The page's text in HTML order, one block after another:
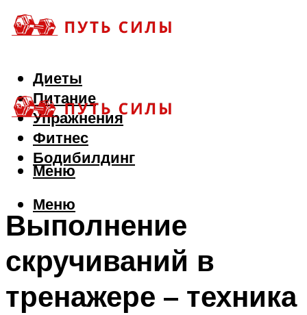
Диеты
Питание
Упражнения
Фитнес
Бодибилдинг
Меню
Меню
Выполнение
скручиваний в
тренажере – техника